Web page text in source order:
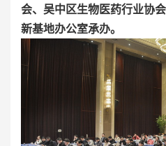
会、吴中区生物医药行业协
新基地办公室承办。